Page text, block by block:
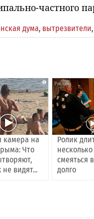
частного
дума, вытрезвители,
i
камера на
Что
не видят...
Ролик
смеяться
долго